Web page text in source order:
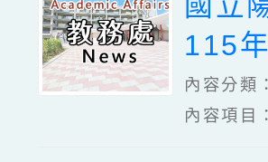
合十
及「
民中
115
理「
與教
內容分類：
內容項目：